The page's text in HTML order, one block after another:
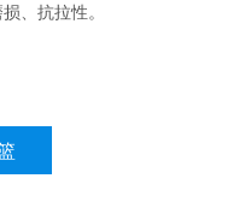
、抗拉性。